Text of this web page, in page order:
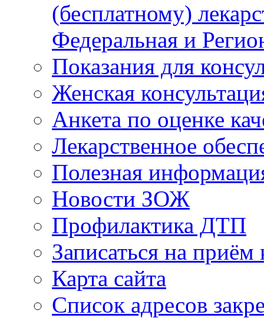
(бесплатному)
Федеральная и
Показания для
Женская
Анкета по оценке
Лекарственное
Полезная
Новости ЗОЖ
Профилактика ДТП
Записаться на приём
Карта сайта
Список адресов